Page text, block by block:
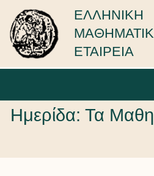
ΕΛΛΗΝΙΚΗ
ΕΤΑΙΡΕΙΑ
Ημερίδα: Τα